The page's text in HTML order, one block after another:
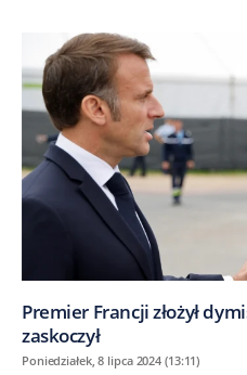
Premier Francji złożył
zaskoczył
Poniedziałek, 8 lipca 2024 (13:11)